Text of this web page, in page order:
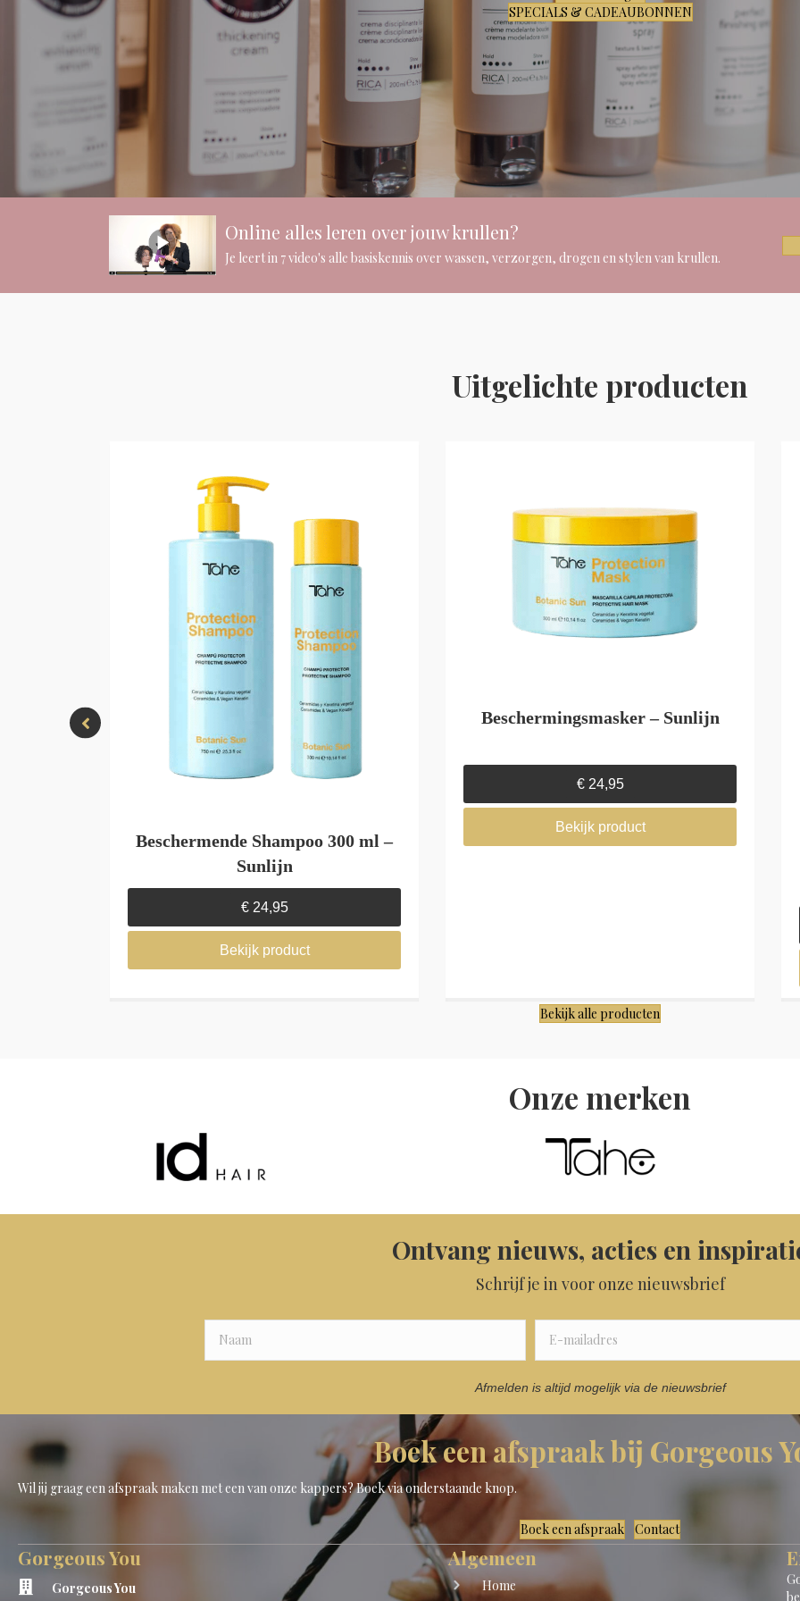
SPECIALS & CADEAUBONNEN
Online alles leren over jouw krullen?
Je leert in 7 video's alle basiskennis over wassen, verzorgen, drogen en stylen van krullen.
Uitgelichte producten
Beschermende Shampoo 300 ml –
Sunlijn
€24,95
Bekijk product
Beschermingsmasker – Sunlijn
€24,95
Bekijk product
Bekijk alle producten
Onze merken
Ontvang nieuws, acties en
Schrijf je in voor onze nieuwsbrief
Afmelden is altijd mogelijk via de nieuwsbrief
Boek een afspraak bij Gorgeous
Wil jij graag een afspraak maken met een van onze kappers? Boek via onderstaande knop.
Boek een afspraak Contact
Gorgeous You
Gorgeous You
Algemeen
Home